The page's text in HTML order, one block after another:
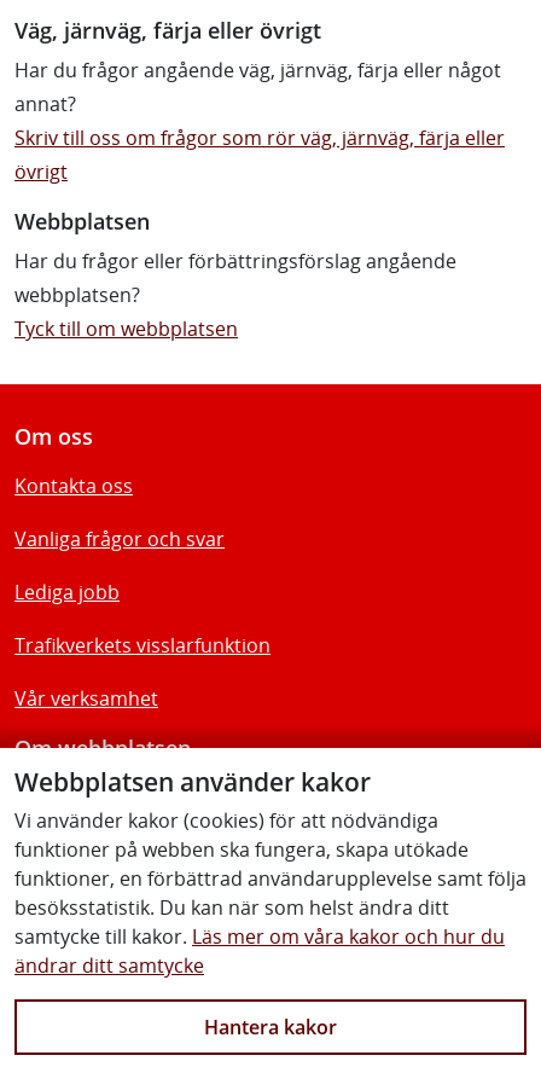
Webbplatsen använder kakor
Vi använder kakor (cookies) för att nödvändiga
funktioner på webben ska fungera, skapa utökade
funktioner, en förbättrad användarupplevelse samt följa
besöksstatistik. Du kan när som helst ändra ditt
samtycke till kakor. Läs mer om våra kakor och hur du
ändrar ditt samtycke
Hantera kakor
Väg, järnväg, färja eller övrigt
Har du frågor angående väg, järnväg, färja eller något
annat?
Skriv till oss om frågor som rör väg, järnväg, färja eller
övrigt
Webbplatsen
Har du frågor eller förbättringsförslag angående
webbplatsen?
Tyck till om webbplatsen
Om oss
Kontakta oss
Vanliga frågor och svar
Lediga jobb
Trafikverkets visslarfunktion
Vår verksamhet
Om webbplatsen
Tillgänglighetsredogörelse
Följ oss
Facebook Youtube